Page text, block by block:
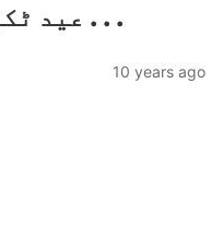
عید ٹکڑوں پہ تیرے پلتی ہے . . .
10 years ago